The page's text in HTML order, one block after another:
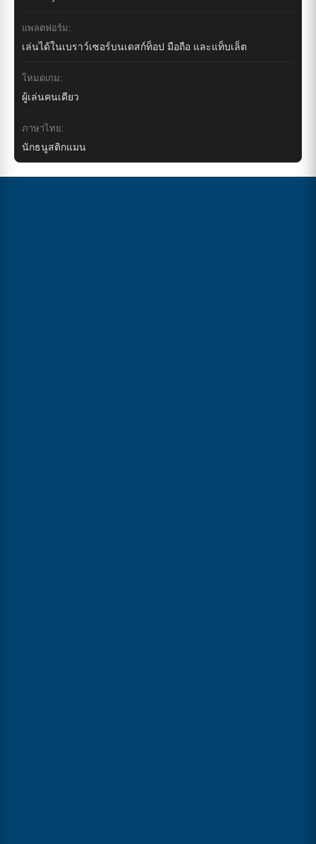
แพลตฟอร์ม:
เล่นได้ในเบราว์เซอร์บนเดสก์ท็อป มือถือ และแท็บเล็ต
โหมดเกม:
ผู้เล่นคนเดียว
ภาษาไทย:
นักธนูสติกแมน